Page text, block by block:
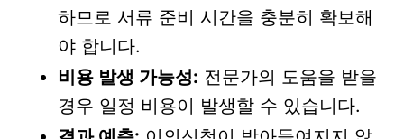
하므로 서류 준비 시간을 충분히 확보해
야 합니다.
비용 발생 가능성: 전문가의 도움을 받을
경우 일정 비용이 발생할 수 있습니다.